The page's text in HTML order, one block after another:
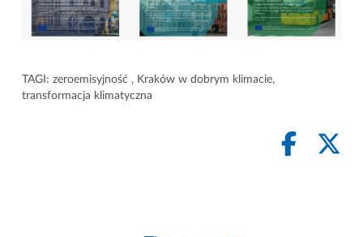
TAGI: zeroemisyjność , Kraków w dobrym klimacie,
transformacja klimatyczna